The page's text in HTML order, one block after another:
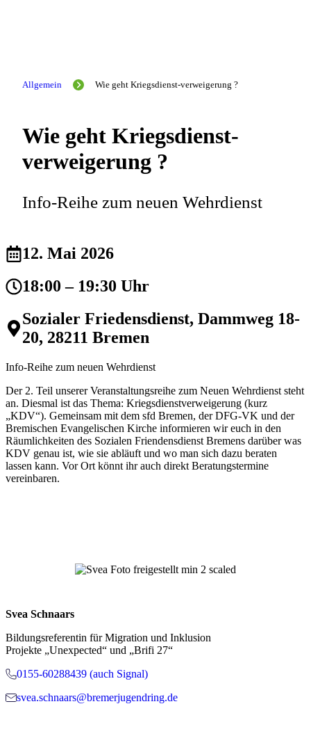
Wie geht Kriegsdienst-
verweigerung ?
Info-Reihe zum neuen Wehrdienst
Allgemein Wie geht Kriegsdienst-verweigerung ?
12. Mai 2026
18:00 – 19:30 Uhr
Sozialer Friedensdienst, Dammweg 18-
20, 28211 Bremen
Info-Reihe zum neuen Wehrdienst
Der 2. Teil unserer Veranstaltungsreihe zum Neuen Wehrdienst steht
an. Diesmal ist das Thema: Kriegsdienstverweigerung (kurz
„KDV“). Gemeinsam mit dem sfd Bremen, der DFG-VK und der
Bremischen Evangelischen Kirche informieren wir euch in den
Räumlichkeiten des Sozialen Friendensdienst Bremens darüber was
KDV genau ist, wie sie abläuft und wo man sich dazu beraten
lassen kann. Vor Ort könnt ihr auch direkt Beratungstermine
vereinbaren.
Svea Schnaars
Bildungsreferentin für Migration und Inklusion
Projekte „Unexpected“ und „Brifi 27“
0155-60288439 (auch Signal)
svea.schnaars@bremerjugendring.de